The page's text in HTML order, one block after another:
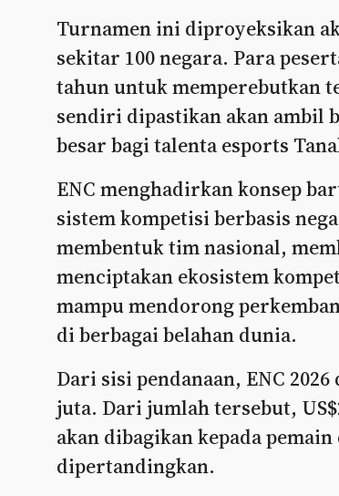
Turnamen ini diproyeksikan
sekitar 100 negara. Para
tahun untuk memperebutkan
sendiri dipastikan akan ambil
besar bagi talenta esports
ENC menghadirkan konsep
sistem kompetisi berbasis
membentuk tim nasional,
menciptakan ekosistem
mampu mendorong
di berbagai belahan dunia.
Dari sisi pendanaan, ENC
juta. Dari jumlah tersebut,
akan dibagikan kepada
dipertandingkan.